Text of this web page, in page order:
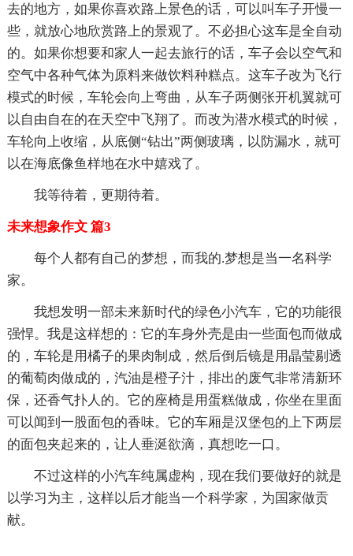
去的地方，如果你喜欢路上景色的话，可以叫车子开慢一
些，就放心地欣赏路上的景观了。不必担心这车是全自动
的。如果你想要和家人一起去旅行的话，车子会以空气和
空气中各种气体为原料来做饮料种糕点。这车子改为飞行
模式的时候，车轮会向上弯曲，从车子两侧张开机翼就可
以自由自在的在天空中飞翔了。而改为潜水模式的时候，
车轮向上收缩，从底侧“钻出”两侧玻璃，以防漏水，就可
以在海底像鱼样地在水中嬉戏了。
我等待着，更期待着。
未来想象作文 篇3
每个人都有自己的梦想，而我的.梦想是当一名科学
家。
我想发明一部未来新时代的绿色小汽车，它的功能很
强悍。我是这样想的：它的车身外壳是由一些面包而做成
的，车轮是用橘子的果肉制成，然后倒后镜是用晶莹剔透
的葡萄肉做成的，汽油是橙子汁，排出的废气非常清新环
保，还香气扑人的。它的座椅是用蛋糕做成，你坐在里面
可以闻到一股面包的香味。它的车厢是汉堡包的上下两层
的面包夹起来的，让人垂涎欲滴，真想吃一口。
不过这样的小汽车纯属虚构，现在我们要做好的就是
以学习为主，这样以后才能当一个科学家，为国家做贡
献。